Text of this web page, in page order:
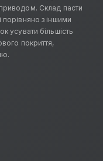
Склад пасти
порівняно з іншими
усувати більшість
покриття,